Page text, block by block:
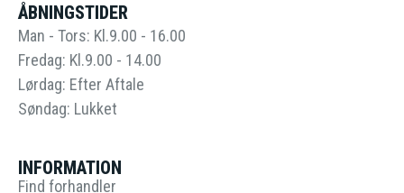
ÅBNINGSTIDER
Man - Tors: Kl.9.00 - 16.00
Fredag: Kl.9.00 - 14.00
Lørdag: Efter Aftale
Søndag: Lukket
INFORMATION
Find forhandler